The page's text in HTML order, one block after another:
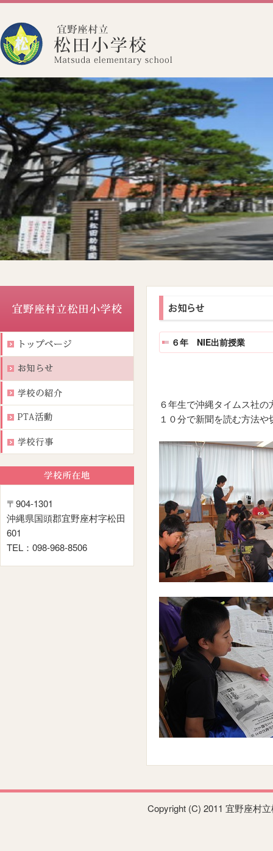
〒904-1301
沖縄県国頭郡宜野座村字松田
601
TEL：098-968-8506
６年 NIE出前授業
６年生で沖縄タイムス社
１０分で新聞を読む方法
Copyright (C) 2011 宜野座村